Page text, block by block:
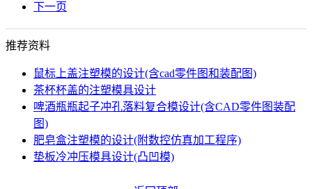
下一页
推荐资料
鼠标上盖注塑模的设计(含cad零件图和装配图)
茶杯杯盖的注塑模具设计
啤酒瓶瓶起子冲孔落料复合模设计(含CAD零件图装配
图)
肥皂盒注塑模的设计(附数控仿真加工程序)
垫板冷冲压模具设计(凸凹模)